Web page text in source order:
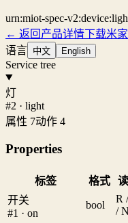
urn:miot-spec-
← 返回产品详情下载米
语言 中文 English
Service tree
灯
#2 · light
属性 7动作 4
Properties
标签 格式
开关
#1 · on
bool
R
/ N